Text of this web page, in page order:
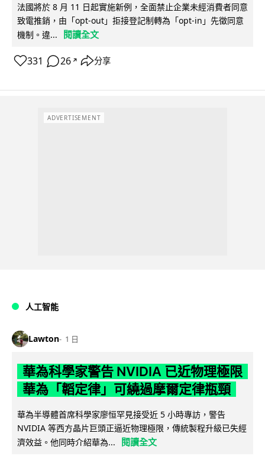
法國將於 8 月 11 日起實施新例，全面禁止企業未經消費者同意
致電推銷，由「opt-out」拒接登記制轉為「opt-in」先徵同意
機制。違...
閱讀全文
331 26 ↗ 分享
ADVERTISEMENT
人工智能
Lawton 1 日
華為科學家警告 NVIDIA 已近物理極限
華為「韜定律」可繞過摩爾定律瓶頸
華為半導體首席科學家廖恒罕見接受近 5 小時專訪，警告
NVIDIA 等西方晶片巨頭正逼近物理極限，傳統製程升級已失經
濟效益。他同時介紹華為...
閱讀全文